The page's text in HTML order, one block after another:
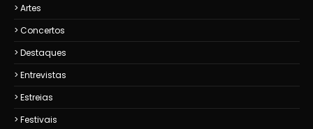
Artes
Concertos
Destaques
Entrevistas
Estreias
Festivais